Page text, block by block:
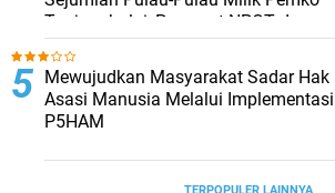
Diduga Rambah Hutan, LPPNU
Laporkan PT Torganda dan
Pihak ke Satgas PKH
15 Pejabat Administrator dan
Serta 2 Kepala Puskesmas di